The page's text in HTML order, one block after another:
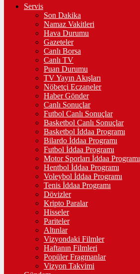
Servis
Son Dakika
Namaz Vakitleri
Hava Durumu
Gazeteler
Canlı Borsa
Canlı TV
Puan Durumu
TV Yayın Akışları
Nöbetçi Eczaneler
Haber Gönder
Canlı Sonuçlar
Futbol Canlı Sonuçlar
Basketbol Canlı Sonuçlar
Basketbol İddaa Programı
Bilardo İddaa Programı
Futbol İddaa Programı
Motor Sporları İddaa Programı
Hentbol İddaa Programı
Voleybol İddaa Programı
Tenis İddaa Programı
Dövizler
Kripto Paralar
Hisseler
Pariteler
Altınlar
Vizyondaki Filmler
Haftanın Filmleri
Popüler Fragmanlar
Vizyon Takvimi